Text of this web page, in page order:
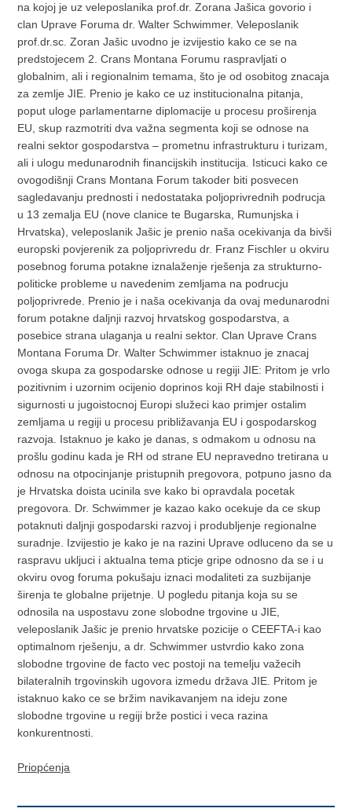
na kojoj je uz veleposlanika prof.dr. Zorana Jašica govorio i
clan Uprave Foruma dr. Walter Schwimmer. Veleposlanik
prof.dr.sc. Zoran Jašic uvodno je izvijestio kako ce se na
predstojecem 2. Crans Montana Forumu raspravljati o
globalnim, ali i regionalnim temama, što je od osobitog znacaja
za zemlje JIE. Prenio je kako ce uz institucionalna pitanja,
poput uloge parlamentarne diplomacije u procesu proširenja
EU, skup razmotriti dva važna segmenta koji se odnose na
realni sektor gospodarstva – prometnu infrastrukturu i turizam,
ali i ulogu medunarodnih financijskih institucija. Isticuci kako ce
ovogodišnji Crans Montana Forum takoder biti posvecen
sagledavanju prednosti i nedostataka poljoprivrednih podrucja
u 13 zemalja EU (nove clanice te Bugarska, Rumunjska i
Hrvatska), veleposlanik Jašic je prenio naša ocekivanja da bivši
europski povjerenik za poljoprivredu dr. Franz Fischler u okviru
posebnog foruma potakne iznalaženje rješenja za strukturno-
politicke probleme u navedenim zemljama na podrucju
poljoprivrede. Prenio je i naša ocekivanja da ovaj medunarodni
forum potakne daljnji razvoj hrvatskog gospodarstva, a
posebice strana ulaganja u realni sektor. Clan Uprave Crans
Montana Foruma Dr. Walter Schwimmer istaknuo je znacaj
ovoga skupa za gospodarske odnose u regiji JIE: Pritom je vrlo
pozitivnim i uzornim ocijenio doprinos koji RH daje stabilnosti i
sigurnosti u jugoistocnoj Europi služeci kao primjer ostalim
zemljama u regiji u procesu približavanja EU i gospodarskog
razvoja. Istaknuo je kako je danas, s odmakom u odnosu na
prošlu godinu kada je RH od strane EU nepravedno tretirana u
odnosu na otpocinjanje pristupnih pregovora, potpuno jasno da
je Hrvatska doista ucinila sve kako bi opravdala pocetak
pregovora. Dr. Schwimmer je kazao kako ocekuje da ce skup
potaknuti daljnji gospodarski razvoj i produbljenje regionalne
suradnje. Izvijestio je kako je na razini Uprave odluceno da se u
raspravu ukljuci i aktualna tema pticje gripe odnosno da se i u
okviru ovog foruma pokušaju iznaci modaliteti za suzbijanje
širenja te globalne prijetnje. U pogledu pitanja koja su se
odnosila na uspostavu zone slobodne trgovine u JIE,
veleposlanik Jašic je prenio hrvatske pozicije o CEEFTA-i kao
optimalnom rješenju, a dr. Schwimmer ustvrdio kako zona
slobodne trgovine de facto vec postoji na temelju važecih
bilateralnih trgovinskih ugovora izmedu država JIE. Pritom je
istaknuo kako ce se bržim navikavanjem na ideju zone
slobodne trgovine u regiji brže postici i veca razina
konkurentnosti.
Priopćenja